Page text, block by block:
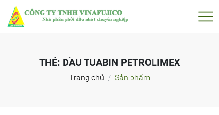
THẺ: DẦU TUABIN PETROLIMEX
Trang chủ Sản phẩm